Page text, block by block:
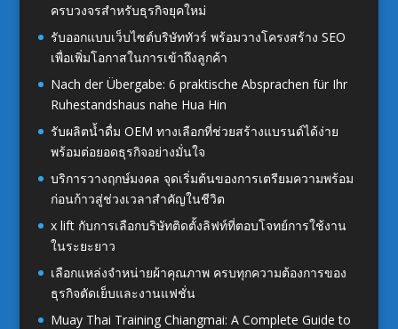
ครบวงจรสำหรับธุรกิจยุคใหม่
รับออกแบบเว็บไซต์บริษัททัวร์ พร้อมวางโครงสร้าง SEO
เพื่อเพิ่มโอกาสในการเข้าถึงลูกค้า
Nach der Übergabe: 6 praktische Absprachen für Ihr
Ruhestandshaus nahe Hua Hin
รับผลิตน้ำดื่ม OEM ทางเลือกที่ช่วยสร้างแบรนด์ได้ง่าย
พร้อมต่อยอดธุรกิจอย่างมั่นใจ
บริการวางฤกษ์มงคล จุดเริ่มต้นของการเตรียมความพร้อม
ก่อนก้าวสู่ช่วงเวลาสำคัญในชีวิต
x lift กับการเลือกบริษัทติดตั้งลิฟท์ที่ตอบโจทย์การใช้งาน
ในระยะยาว
เลือกแหล่งจำหน่ายผ้าคุณภาพ ครบทุกความต้องการของ
ธุรกิจตัดเย็บและงานแฟชั่น
Muay Thai Training Chiangmai: A Complete Guide to